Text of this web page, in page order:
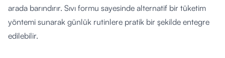
arada barındırır. Sıvı formu sayesinde alternatif bir tüketim
yöntemi sunarak günlük rutinlere pratik bir şekilde entegre
edilebilir.